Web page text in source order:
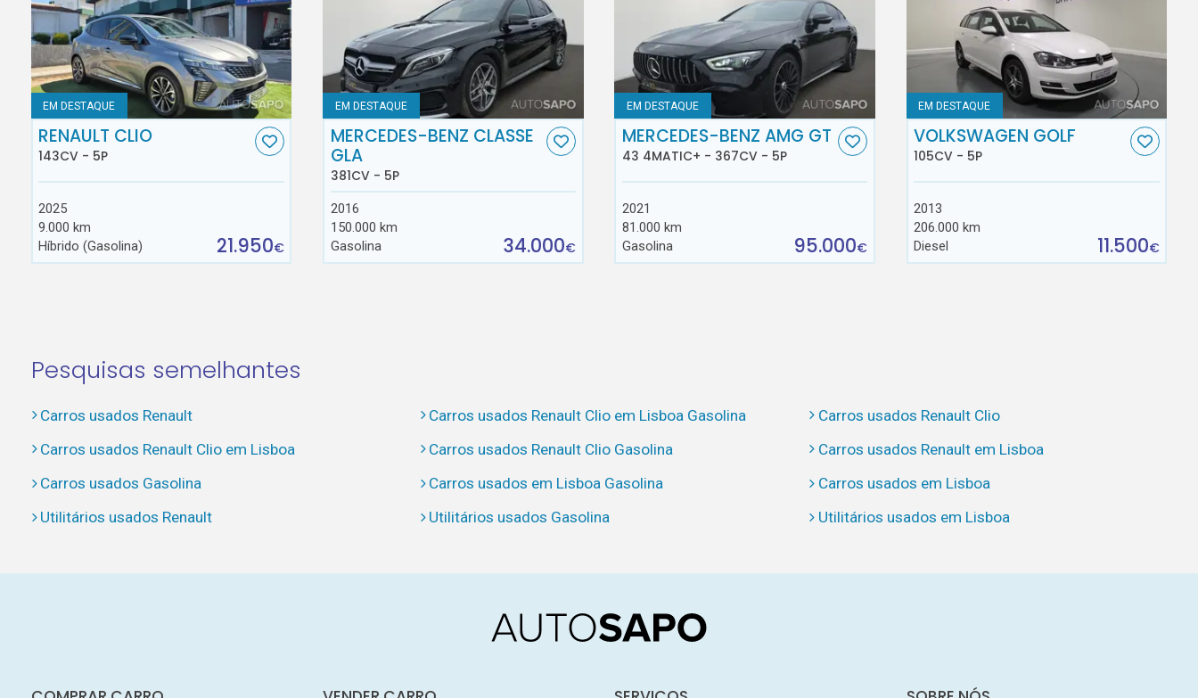
EM DESTAQUE
RENAULT CLIO
143CV - 5P
2025
9.000 km
Híbrido (Gasolina)
21.950€
EM DESTAQUE
MERCEDES-BENZ CLASSE
GLA
381CV - 5P
2016
150.000 km
Gasolina
34.000€
EM DESTAQUE
MERCEDES-BENZ AMG GT
43 4MATIC+ - 367CV - 5P
2021
81.000 km
Gasolina
95.000€
EM DESTAQUE
VOLKSWAGEN GOLF
105CV - 5P
2013
206.000 km
Diesel
11.500€
Pesquisas semelhantes
Carros usados Renault Carros usados Renault Clio em Lisboa Gasolina
Carros usados Renault Clio
Carros usados Renault Clio em Lisboa
Carros usados Renault Clio Gasolina
Carros usados Renault em Lisboa
Carros usados Gasolina
Carros usados em Lisboa Gasolina
Carros usados em Lisboa
Utilitários usados Renault
Utilitários usados Gasolina Utilitários usados em Lisboa